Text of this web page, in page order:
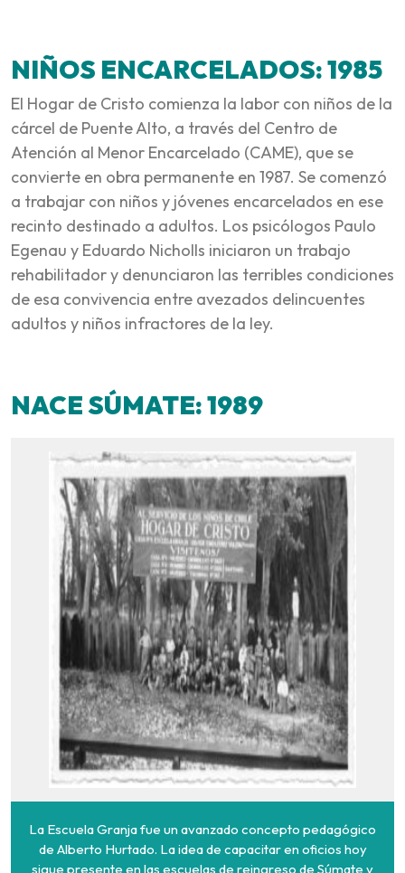
NIÑOS ENCARCELADOS: 1985
El Hogar de Cristo comienza la labor con niños de la
cárcel de Puente Alto, a través del Centro de
Atención al Menor Encarcelado (CAME), que se
convierte en obra permanente en 1987. Se comenzó
a trabajar con niños y jóvenes encarcelados en ese
recinto destinado a adultos. Los psicólogos Paulo
Egenau y Eduardo Nicholls iniciaron un trabajo
rehabilitador y denunciaron las terribles condiciones
de esa convivencia entre avezados delincuentes
adultos y niños infractores de la ley.
NACE SÚMATE: 1989
La Escuela Granja fue un avanzado concepto pedagógico
de Alberto Hurtado. La idea de capacitar en oficios hoy
sigue presente en las escuelas de reingreso de Súmate y